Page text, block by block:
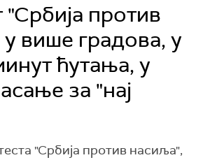
"Србија против
више градова, у
ћутања, у
за "нај
"Србија против насиља",